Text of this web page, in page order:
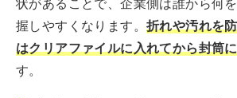
状があることで、企業側は誰から何
握しやすくなります。 折れや汚れを
はクリアファイルに入れてから封筒
す。